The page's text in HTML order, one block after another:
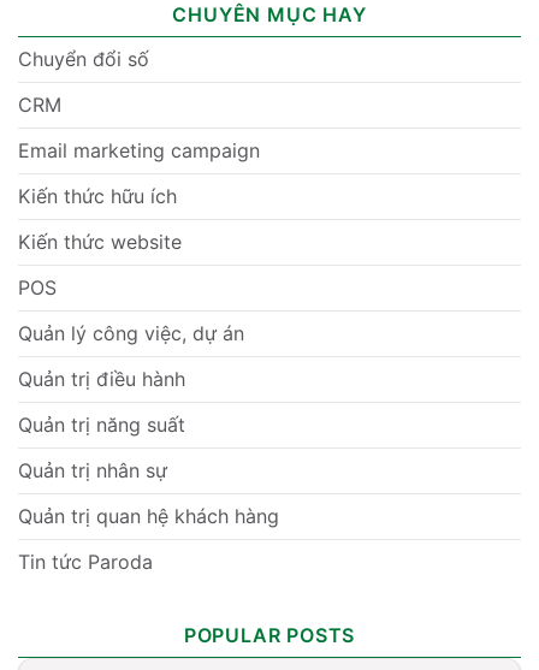
CHUYÊN MỤC HAY
Chuyển đổi số
CRM
Email marketing campaign
Kiến thức hữu ích
Kiến thức website
POS
Quản lý công việc, dự án
Quản trị điều hành
Quản trị năng suất
Quản trị nhân sự
Quản trị quan hệ khách hàng
Tin tức Paroda
POPULAR POSTS